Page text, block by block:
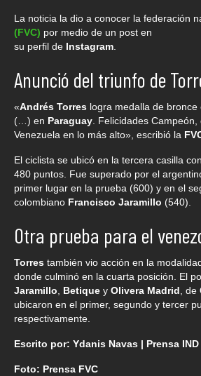
La noticia la dio a conocer la federación
(FVC) por medio de un post en
su perfil de Instagram
Anunció del triunfo de
«Andrés Torres logra medalla de
(…) en Paraguay . Felicidades
Venezuela en lo más alto», escribió la
El ciclista se ubicó en la tercera casilla
480 puntos. Fue superado por el
primer lugar en la prueba (600) y en el
colombiano Francisco Jaramillo (540).
Otra prueba para el
Torres también vio acción en la
donde culminó en la cuarta posición. El
Jaramillo
Betique y Olivera Madrid , de
ubicaron en el primer, segundo y tercer
respectivamente.
Escrito por: Ydanis Navas | Prensa IND
Foto: Prensa FVC